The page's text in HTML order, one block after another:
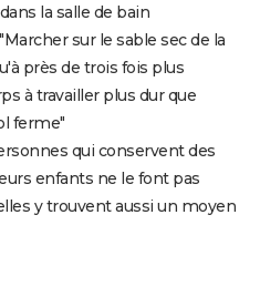
la salle de bain
sur le sable sec de la
près de trois fois plus
à travailler plus dur que
ferme"
qui conservent des
enfants ne le font pas
y trouvent aussi un moyen